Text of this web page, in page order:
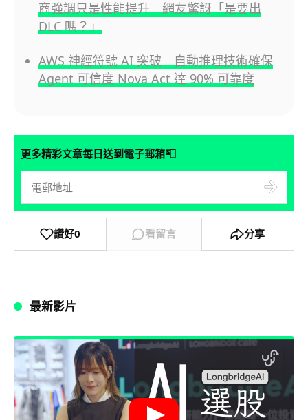
商強調只是性能提升 網友驚訝「是要出
DLC 嗎？」
AWS 神經符號 AI 突破 自動推理技術確保
Agent 可信度 Nova Act 達 90% 可靠度
更多精彩文章每日送到電子郵箱📮
讚好0 看留言 分享
最新影片